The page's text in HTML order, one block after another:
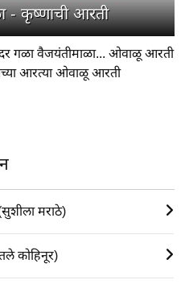
- कृष्णाची आरती
गळा वैजयंतीमाळा... ओवाळू आरती
आरत्या ओवाळू आरती
मराठे)
कोहिनूर)